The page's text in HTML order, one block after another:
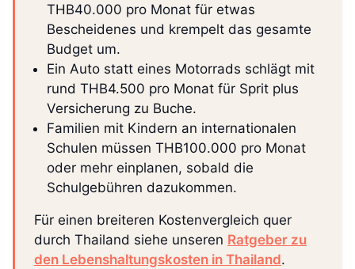
THB40.000 pro Monat für etwas
Bescheidenes und krempelt das gesamte
Budget um.
Ein Auto statt eines Motorrads schlägt mit
rund THB4.500 pro Monat für Sprit plus
Versicherung zu Buche.
Familien mit Kindern an internationalen
Schulen müssen THB100.000 pro Monat
oder mehr einplanen, sobald die
Schulgebühren dazukommen.
Für einen breiteren Kostenvergleich quer
durch Thailand siehe unseren Ratgeber zu
den Lebenshaltungskosten in Thailand.